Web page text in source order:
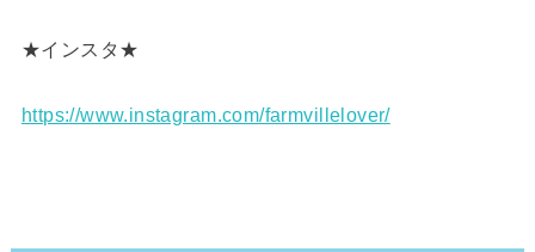
★インスタ★
https://www.instagram.com/farmvillelover/